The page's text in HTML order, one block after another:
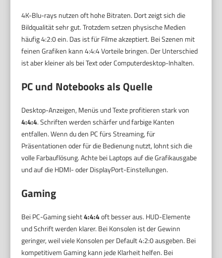
4K-Blu-rays nutzen oft hohe Bitraten. Dort zeigt sich die
Bildqualität sehr gut. Trotzdem setzen physische Medien
häufig 4:2:0 ein. Das ist für Filme akzeptiert. Bei Szenen mit
feinen Grafiken kann 4:4:4 Vorteile bringen. Der Unterschied
ist aber kleiner als bei Text oder Computerdesktop-Inhalten.
PC und Notebooks als Quelle
Desktop-Anzeigen, Menüs und Texte profitieren stark von
4:4:4. Schriften werden schärfer und farbige Kanten
entfallen. Wenn du den PC fürs Streaming, für
Präsentationen oder für die Bedienung nutzt, lohnt sich die
volle Farbauflösung. Achte bei Laptops auf die Grafikausgabe
und auf die HDMI- oder DisplayPort-Einstellungen.
Gaming
Bei PC-Gaming sieht4:4:4oft besser aus. HUD-Elemente
und Schrift werden klarer. Bei Konsolen ist der Gewinn
geringer, weil viele Konsolen per Default 4:2:0 ausgeben. Bei
kompetitivem Gaming kann jede Klarheit helfen. Bei